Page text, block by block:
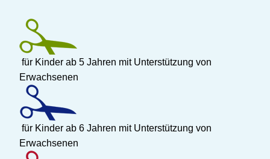
für Kinder ab 5 Jahren mit Unterstützung von
Erwachsenen
für Kinder ab 6 Jahren mit Unterstützung von
Erwachsenen